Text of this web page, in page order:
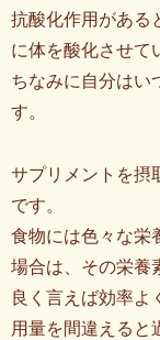
抗酸化作用がある
に体を酸化させて
ちなみに自分はい
す。
サプリメントを摂
です。
食物には色々な栄
場合は、その栄養
良く言えば効率よ
用量を間違えると